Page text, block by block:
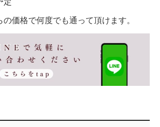
定
の価格で何度でも通って頂けます。